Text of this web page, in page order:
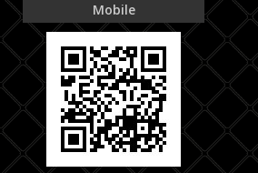
Mobile